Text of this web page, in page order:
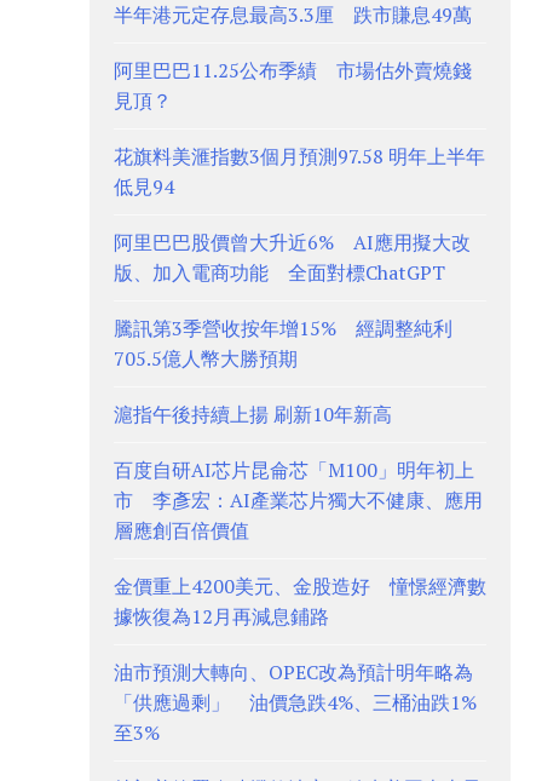
半年港元定存息最高3.3厘 跌市賺息49萬
阿里巴巴11.25公布季績 市場估外賣燒錢
見頂？
花旗料美滙指數3個月預測97.58 明年上半年
低見94
阿里巴巴股價曾大升近6% AI應用擬大改
版、加入電商功能 全面對標ChatGPT
騰訊第3季營收按年增15% 經調整純利
705.5億人幣大勝預期
滬指午後持續上揚 刷新10年新高
百度自研AI芯片昆侖芯「M100」明年初上
市 李彥宏：AI產業芯片獨大不健康、應用
層應創百倍價值
金價重上4200美元、金股造好 憧憬經濟數
據恢復為12月再減息鋪路
油市預測大轉向、OPEC改為預計明年略為
「供應過剩」 油價急跌4%、三桶油跌1%
至3%